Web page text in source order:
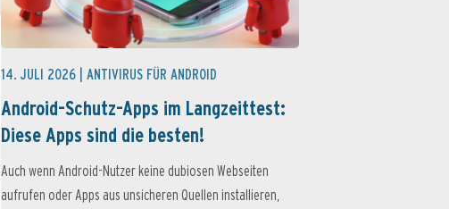
14. JULI 2026 | ANTIVIRUS FÜR ANDROID
Android-Schutz-Apps im Langzeittest:
Diese Apps sind die besten!
Auch wenn Android-Nutzer keine dubiosen Webseiten
aufrufen oder Apps aus unsicheren Quellen installieren,